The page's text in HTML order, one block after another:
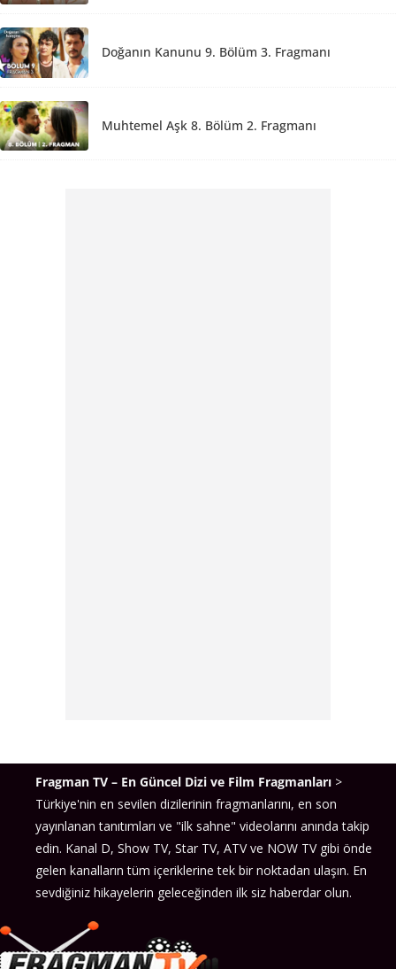
Doğanın Kanunu 9. Bölüm 3. Fragmanı
Muhtemel Aşk 8. Bölüm 2. Fragmanı
Fragman TV – En Güncel Dizi ve Film Fragmanları >
Türkiye'nin en sevilen dizilerinin fragmanlarını, en son
yayınlanan tanıtımları ve "ilk sahne" videolarını anında takip
edin. Kanal D, Show TV, Star TV, ATV ve NOW TV gibi önde
gelen kanalların tüm içeriklerine tek bir noktadan ulaşın. En
sevdiğiniz hikayelerin geleceğinden ilk siz haberdar olun.